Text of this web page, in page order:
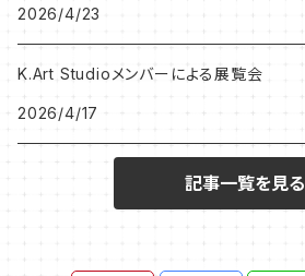
NEKONOKO作品
Leak Leek
2026/4/23
K.Art Studioメンバーによる展覧会
2026/4/17
記事一覧を見る